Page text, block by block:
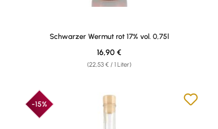
Schwarzer Wermut rot 17% vol. 0,75l
(22,53 € / 1 Liter)
Regulärer Preis:
16,90 €
-15%